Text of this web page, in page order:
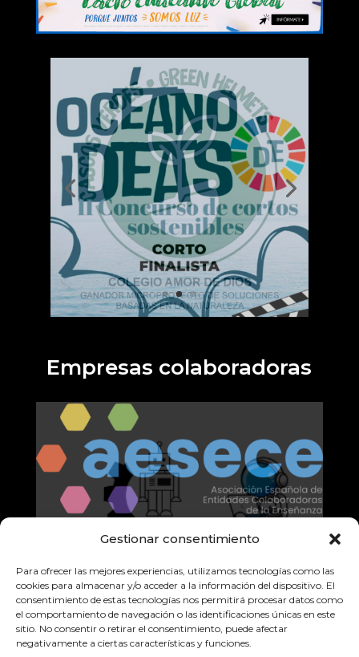
Gestionar consentimiento
Para ofrecer las mejores experiencias, utilizamos tecnologías como las
cookies para almacenar y/o acceder a la información del dispositivo. El
consentimiento de estas tecnologías nos permitirá procesar datos como
el comportamiento de navegación o las identificaciones únicas en este
sitio. No consentir o retirar el consentimiento, puede afectar
negativamente a ciertas características y funciones.
Empresas colaboradoras